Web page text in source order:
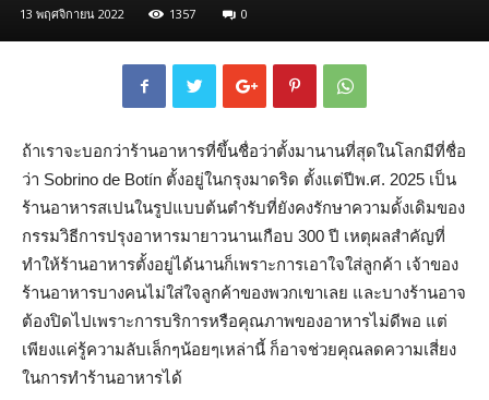
13 พฤศจิกายน 2022 1357 0
ถ้าเราจะบอกว่าร้านอาหารที่ขึ้นชื่อว่าตั้งมานานที่สุดในโลกมีที่ชื่อ
ว่า Sobrino de Botín ตั้งอยู่ในกรุงมาดริด ตั้งแต่ปีพ.ศ. 2025 เป็น
ร้านอาหารสเปนในรูปแบบต้นตำรับที่ยังคงรักษาความดั้งเดิมของ
กรรมวิธีการปรุงอาหารมายาวนานเกือบ 300 ปี เหตุผลสำคัญที่
ทำให้ร้านอาหารตั้งอยู่ได้นานก็เพราะการเอาใจใส่ลูกค้า เจ้าของ
ร้านอาหารบางคนไม่ใส่ใจลูกค้าของพวกเขาเลย และบางร้านอาจ
ต้องปิดไปเพราะการบริการหรือคุณภาพของอาหารไม่ดีพอ แต่
เพียงแค่รู้ความลับเล็กๆน้อยๆเหล่านี้ ก็อาจช่วยคุณลดความเสี่ยง
ในการทำร้านอาหารได้